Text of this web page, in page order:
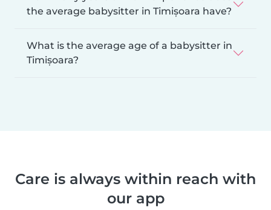
the average babysitter in Timișoara have?
What is the average age of a babysitter in
Timișoara?
Care is always within reach with
our app